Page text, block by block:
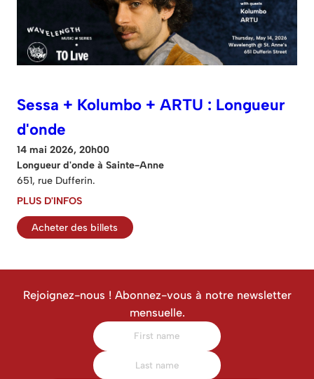
Sessa + Kolumbo + ARTU : Longueur
d'onde
14 mai 2026, 20h00
Longueur d'onde à Sainte-Anne
651, rue Dufferin.
PLUS D'INFOS
Acheter des billets
Rejoignez-nous ! Abonnez-vous à notre newsletter
mensuelle.